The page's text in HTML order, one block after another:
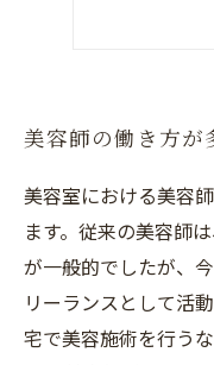
美容師の働き方が
美容室における美容
ます。従来の美容師
が一般的でしたが、
リーランスとして活
宅で美容施術を行う